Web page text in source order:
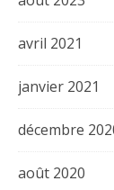
avril 2021
janvier 2021
décembre
août 2020